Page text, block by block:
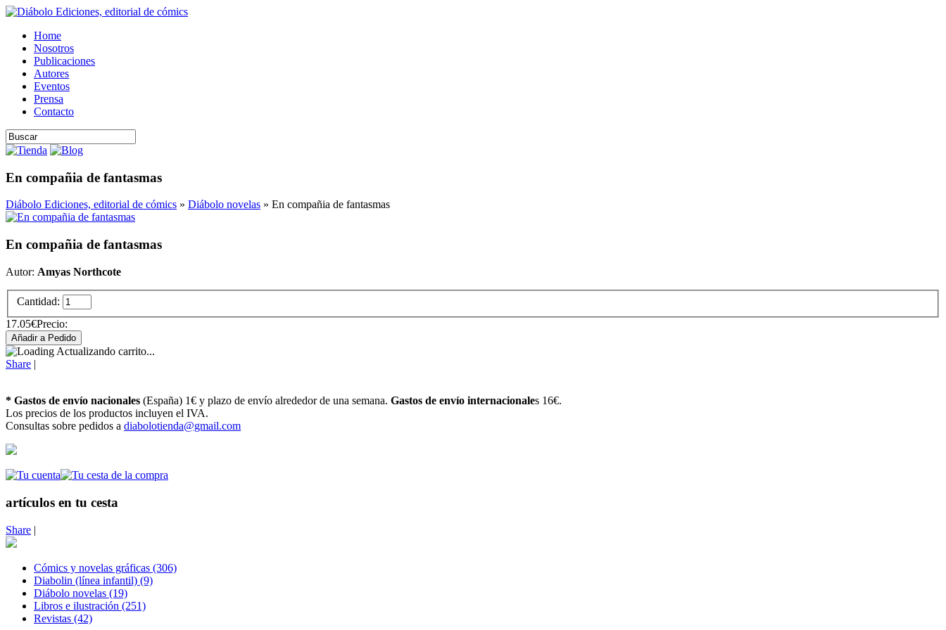
Home
Nosotros
Publicaciones
Autores
Eventos
Prensa
Contacto
En compañia de fantasmas
Diábolo Ediciones, editorial de cómics » Diábolo novelas » En compañia de fantasmas
En compañia de fantasmas
Autor: Amyas Northcote
Cantidad:
17.05€Precio:
Actualizando carrito...
Share
* Gastos de envío nacionales (España) 1€ y plazo de envío alrededor de una semana. Gastos de envío internacionales 16€.
Los precios de los productos incluyen el IVA.
Consultas sobre pedidos a diabolotienda@gmail.com
artículos en tu cesta
Share |
Cómics y novelas gráficas (306)
Diabolin (línea infantil) (9)
Diábolo novelas (19)
Libros e ilustración (251)
Revistas (42)